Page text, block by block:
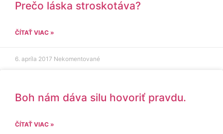
Prečo láska stroskotáva?
ČÍTAŤ VIAC »
6. apríla 2017 Nekomentované
Boh nám dáva silu hovoriť pravdu.
ČÍTAŤ VIAC »